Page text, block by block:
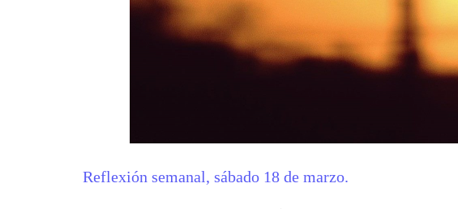
Reflexión semanal, sábado 18 de marzo.